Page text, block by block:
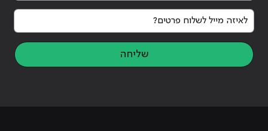
לאיזה מייל לשלוח פרטים?
שליחה